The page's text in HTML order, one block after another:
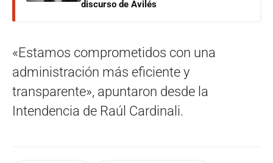
discurso de Avilés
«Estamos comprometidos con una
administración más eficiente y
transparente», apuntaron desde la
Intendencia de Raúl Cardinali.